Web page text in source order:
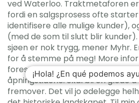
ved Waterloo. Traktmetaforen
fordi en salgsprosess ofte
identifisere alle mulige kunder),
(med de som til slutt blir
sjøen er nok trygg, mener Myhr.
for å stemme på meg! More
forespørsel om omvisning i
åpningstidene. Skal bli en glede å
fremover. Det vil jo ødelegge
¡Hola! ¿En qué podemos